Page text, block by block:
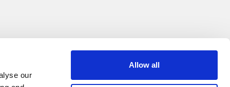
our
Allow all